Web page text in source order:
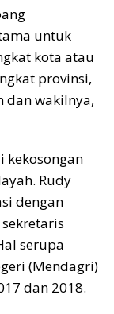
untuk
kota atau
provinsi,
dan wakilnya,
kekosongan
Rudy
dengan
serupa
(Mendagri)
dan 2018.